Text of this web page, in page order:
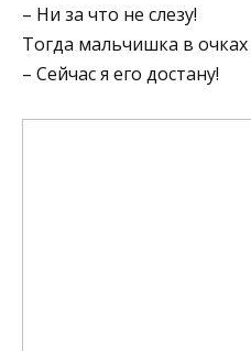
– Ни за что не слезу!
Тогда мальчишка в очках
– Сейчас я его достану!